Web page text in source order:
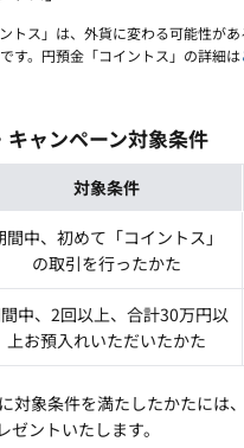
トス」は、外貨に変わる可能性が
す。円預金「コイントス」の詳細は
キャンペーン対象条件
対象条件
間中、初めて「コイントス」
の取引を行ったかた
中、2回以上、合計30万円以
上お預入れいただいたかた
対象条件を満たしたかたには
ゼントいたします。